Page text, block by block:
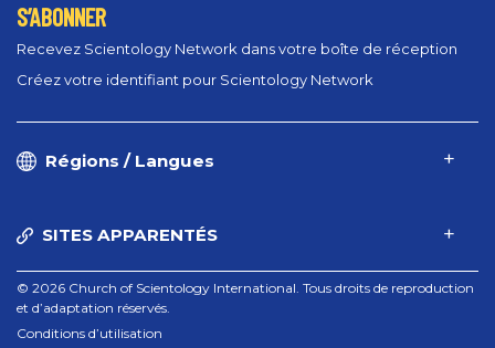
S’ABONNER
Recevez Scientology Network dans votre boîte de réception
Créez votre identifiant pour Scientology Network
Régions / Langues
SITES APPARENTÉS
© 2026 Church of Scientology International. Tous droits de reproduction
et d’adaptation réservés.
Conditions d’utilisation